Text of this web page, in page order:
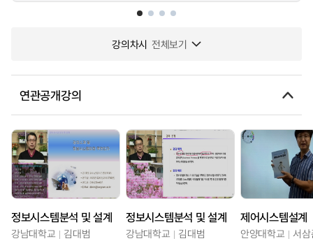
강의차시 전체보기
연관공개강의
정보시스템분석 및 설계
강남대학교 김대범
정보시스템분석 및 설계
강남대학교 김대범
제어시스템설계
안양대학교 서